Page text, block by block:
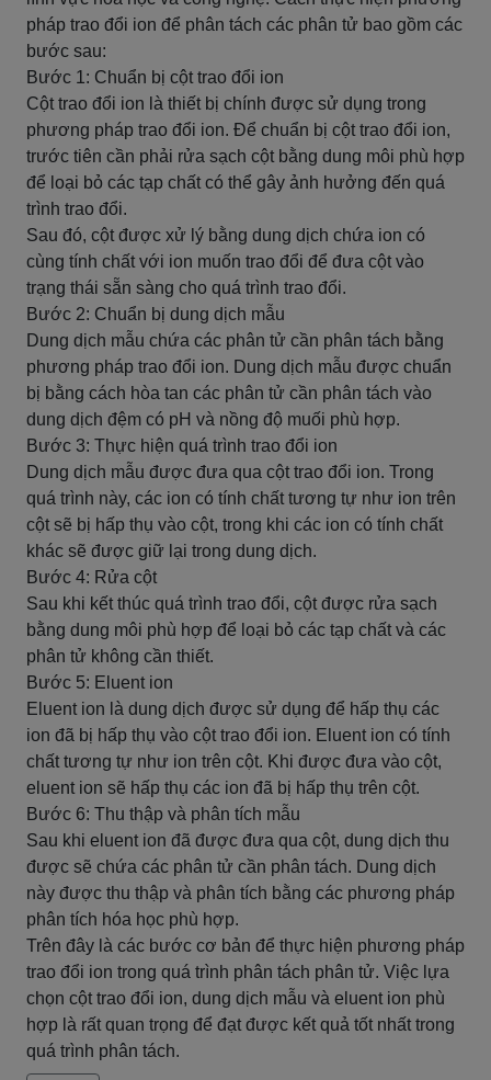
pháp trao đổi ion để phân tách các phân tử bao gồm các
bước sau:
Bước 1: Chuẩn bị cột trao đổi ion
Cột trao đổi ion là thiết bị chính được sử dụng trong
phương pháp trao đổi ion. Để chuẩn bị cột trao đổi ion,
trước tiên cần phải rửa sạch cột bằng dung môi phù hợp
để loại bỏ các tạp chất có thể gây ảnh hưởng đến quá
trình trao đổi.
Sau đó, cột được xử lý bằng dung dịch chứa ion có
cùng tính chất với ion muốn trao đổi để đưa cột vào
trạng thái sẵn sàng cho quá trình trao đổi.
Bước 2: Chuẩn bị dung dịch mẫu
Dung dịch mẫu chứa các phân tử cần phân tách bằng
phương pháp trao đổi ion. Dung dịch mẫu được chuẩn
bị bằng cách hòa tan các phân tử cần phân tách vào
dung dịch đệm có pH và nồng độ muối phù hợp.
Bước 3: Thực hiện quá trình trao đổi ion
Dung dịch mẫu được đưa qua cột trao đổi ion. Trong
quá trình này, các ion có tính chất tương tự như ion trên
cột sẽ bị hấp thụ vào cột, trong khi các ion có tính chất
khác sẽ được giữ lại trong dung dịch.
Bước 4: Rửa cột
Sau khi kết thúc quá trình trao đổi, cột được rửa sạch
bằng dung môi phù hợp để loại bỏ các tạp chất và các
phân tử không cần thiết.
Bước 5: Eluent ion
Eluent ion là dung dịch được sử dụng để hấp thụ các
ion đã bị hấp thụ vào cột trao đổi ion. Eluent ion có tính
chất tương tự như ion trên cột. Khi được đưa vào cột,
eluent ion sẽ hấp thụ các ion đã bị hấp thụ trên cột.
Bước 6: Thu thập và phân tích mẫu
Sau khi eluent ion đã được đưa qua cột, dung dịch thu
được sẽ chứa các phân tử cần phân tách. Dung dịch
này được thu thập và phân tích bằng các phương pháp
phân tích hóa học phù hợp.
Trên đây là các bước cơ bản để thực hiện phương pháp
trao đổi ion trong quá trình phân tách phân tử. Việc lựa
chọn cột trao đổi ion, dung dịch mẫu và eluent ion phù
hợp là rất quan trọng để đạt được kết quả tốt nhất trong
quá trình phân tách.